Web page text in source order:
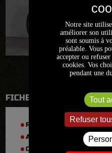
FICHE TECHNIQUE
RÉFÉRENCE :
2021FR1109
ANNÉE :
CYLINDRÉE :
Notre site
améliorer son
sont soumis à
préalable. Vous
accepter ou
cookies. Vos
pendant une
Tout
Refuser